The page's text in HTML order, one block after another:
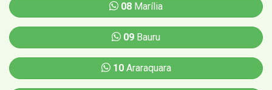
08 Marília
09 Bauru
10Araraquara